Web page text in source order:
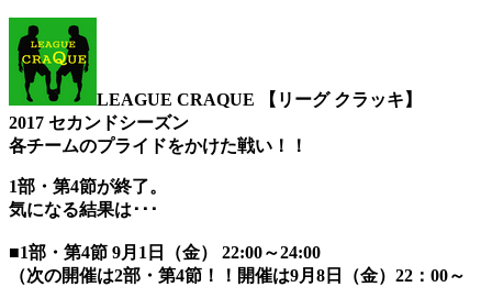
LEAGUE CRAQUE 【リーグ クラッキ】
2017 セカンドシーズン
各チームのプライドをかけた戦い！！
1部・第4節が終了。
気になる結果は･･･
■1部・第4節 9月1日（金） 22:00～24:00
（次の開催は2部・第4節！！開催は9月8日（金）22：00～